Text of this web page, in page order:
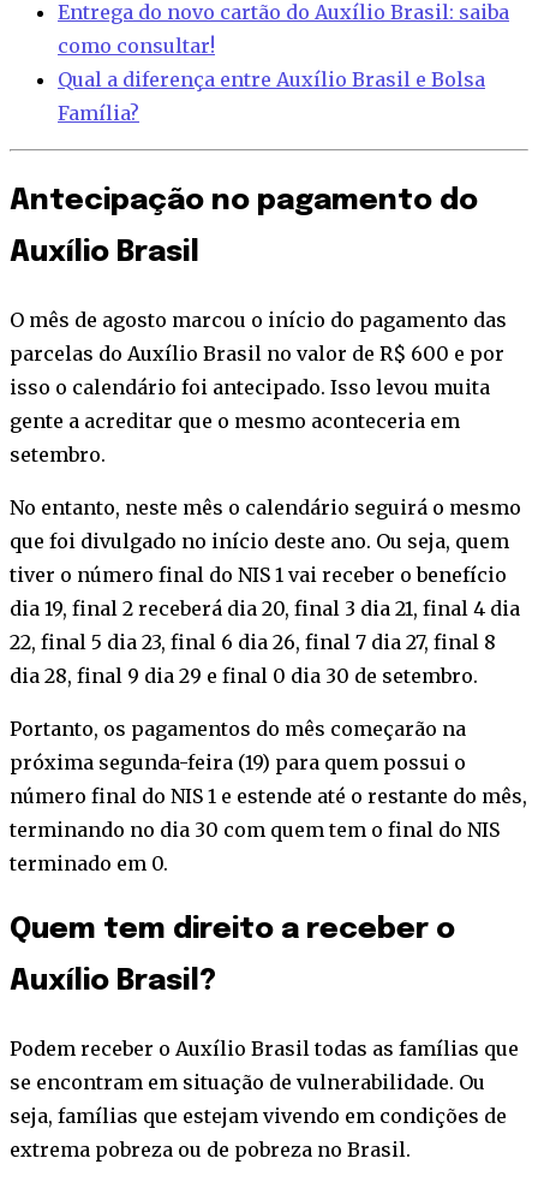
Entrega do novo cartão do Auxílio Brasil: saiba
como consultar!
Qual a diferença entre Auxílio Brasil e Bolsa
Família?
Antecipação no pagamento do
Auxílio Brasil
O mês de agosto marcou o início do pagamento das
parcelas do Auxílio Brasil no valor de R$ 600 e por
isso o calendário foi antecipado. Isso levou muita
gente a acreditar que o mesmo aconteceria em
setembro.
No entanto, neste mês o calendário seguirá o mesmo
que foi divulgado no início deste ano. Ou seja, quem
tiver o número final do NIS 1 vai receber o benefício
dia 19, final 2 receberá dia 20, final 3 dia 21, final 4 dia
22, final 5 dia 23, final 6 dia 26, final 7 dia 27, final 8
dia 28, final 9 dia 29 e final 0 dia 30 de setembro.
Portanto, os pagamentos do mês começarão na
próxima segunda-feira (19) para quem possui o
número final do NIS 1 e estende até o restante do mês,
terminando no dia 30 com quem tem o final do NIS
terminado em 0.
Quem tem direito a receber o
Auxílio Brasil?
Podem receber o Auxílio Brasil todas as famílias que
se encontram em situação de vulnerabilidade. Ou
seja, famílias que estejam vivendo em condições de
extrema pobreza ou de pobreza no Brasil.